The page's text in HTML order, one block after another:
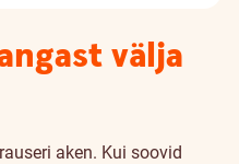
välja
aken. Kui soovid